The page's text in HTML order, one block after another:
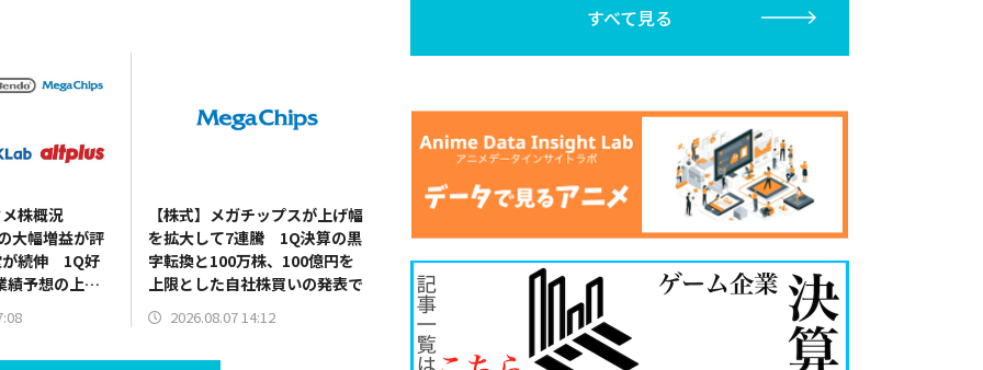
株概況
大幅増益が評
が続伸 1Q好
績予想の上方
回復
【株式】メガチップスが上げ幅
を拡大して7連騰 1Q決算の黒
字転換と100万株、100億円を
上限とした自社株買いの発表で
2026.08.07 14:12
すべて見る